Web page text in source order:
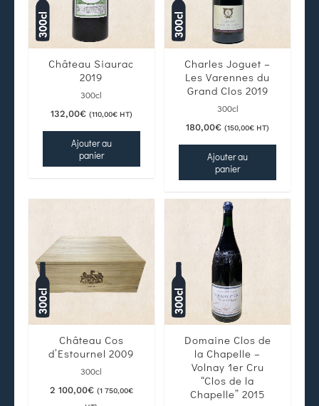
Château Siaurac
2019
300cl
132,00€ (110,00€HT)
Ajouter au
panier
Charles Joguet –
Les Varennes du
Grand Clos 2019
300cl
180,00€ (150,00€ HT)
Ajouter au
panier
Château Cos
d’Estournel 2009
300cl
2 100,00€ (1 750,00€
Domaine Clos de
la Chapelle –
Volnay 1er Cru
“Clos de la
Chapelle” 2015